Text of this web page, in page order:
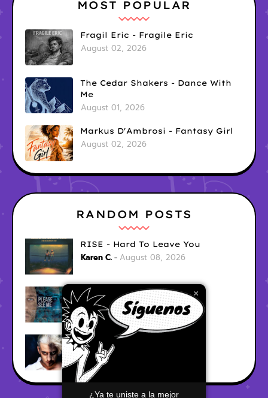
×
¿Ya te uniste a la mejor
MOST POPULAR
Fragil Eric - Fragile Eric
August 02, 2026
The Cedar Shakers - Dance With
Me
August 01, 2026
Markus D'Ambrosi - Fantasy Girl
August 02, 2026
RANDOM POSTS
RISE - Hard To Leave You
Karen C. August 08, 2026
Ari Fraser - Let Her Go
Karen C. August 08, 2026
Smii - Red City Lights
Karen C.